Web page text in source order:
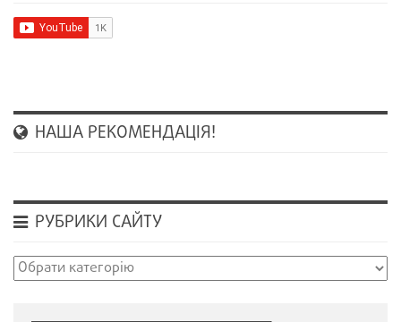
НАША РЕКОМЕНДАЦІЯ!
РУБРИКИ САЙТУ
Рубрики